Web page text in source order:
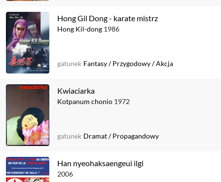
Hong Gil Dong - karate mistrz
Hong Kil-dong 1986
gatunek Fantasy/Przygodowy/Akcja
Kwiaciarka
Kotpanum chonio 1972
gatunek Dramat/Propagandowy
Han nyeohaksaengeui ilgi
2006